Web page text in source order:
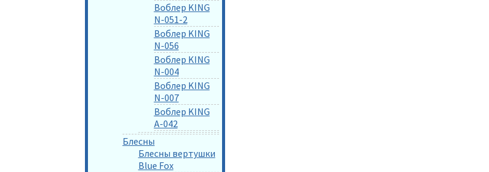
Воблер KING
N-051-2
Воблер KING
N-056
Воблер KING
N-004
Воблер KING
N-007
Воблер KING
A-042
Блесны
Блесны вертушки
Blue Fox